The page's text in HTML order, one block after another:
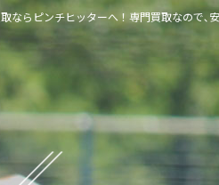
ならピンチヒッターへ！専門買取なので､